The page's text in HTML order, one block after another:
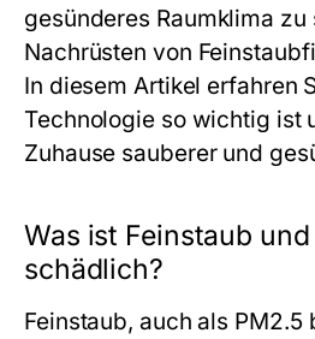
gesünderes Raumklima
Nachrüsten von
In diesem Artikel erfahren
Technologie so wichtig ist
Zuhause sauberer und
Was ist Feinstaub
schädlich?
Feinstaub, auch als PM2.5